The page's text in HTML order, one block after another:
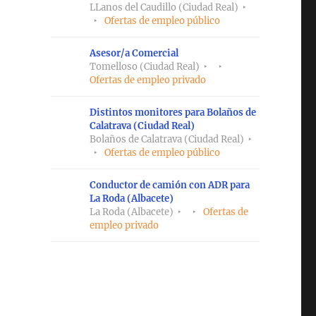
LLanos del Caudillo (Ciudad Real)
Ofertas de empleo público
Asesor/a Comercial
Tomelloso (Ciudad Real)
Ofertas de empleo privado
Distintos monitores para Bolaños de
Calatrava (Ciudad Real)
Bolaños de Calatrava (Ciudad Real)
Ofertas de empleo público
Conductor de camión con ADR para
La Roda (Albacete)
La Roda (Albacete)
Ofertas de
empleo privado